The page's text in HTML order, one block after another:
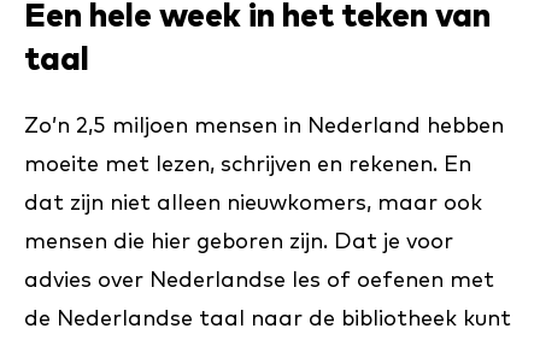
Een hele week in het teken van
taal
Zo’n 2,5 miljoen mensen in Nederland hebben
moeite met lezen, schrijven en rekenen. En
dat zijn niet alleen nieuwkomers, maar ook
mensen die hier geboren zijn. Dat je voor
advies over Nederlandse les of oefenen met
de Nederlandse taal naar de bibliotheek kunt